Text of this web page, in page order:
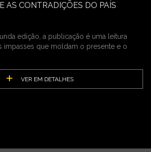
AS CONTRADIÇÕES DO PAÍS
edição, a publicação é uma leitura
impasses que moldam o presente e o
VER EM DETALHES